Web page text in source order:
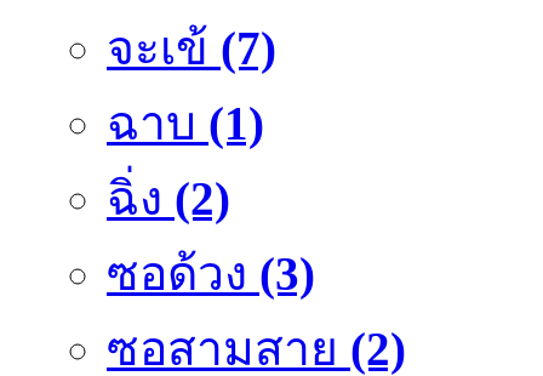
จะเข้ (7)
ฉาบ (1)
ฉิ่ง (2)
ซอด้วง (3)
ซอสามสาย (2)